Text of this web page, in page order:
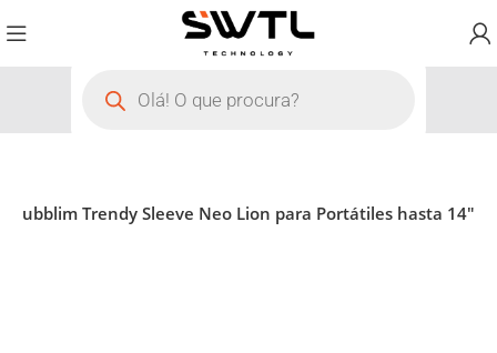
Subblim Trendy Sleeve Neo Lion para Portátiles hasta 14″